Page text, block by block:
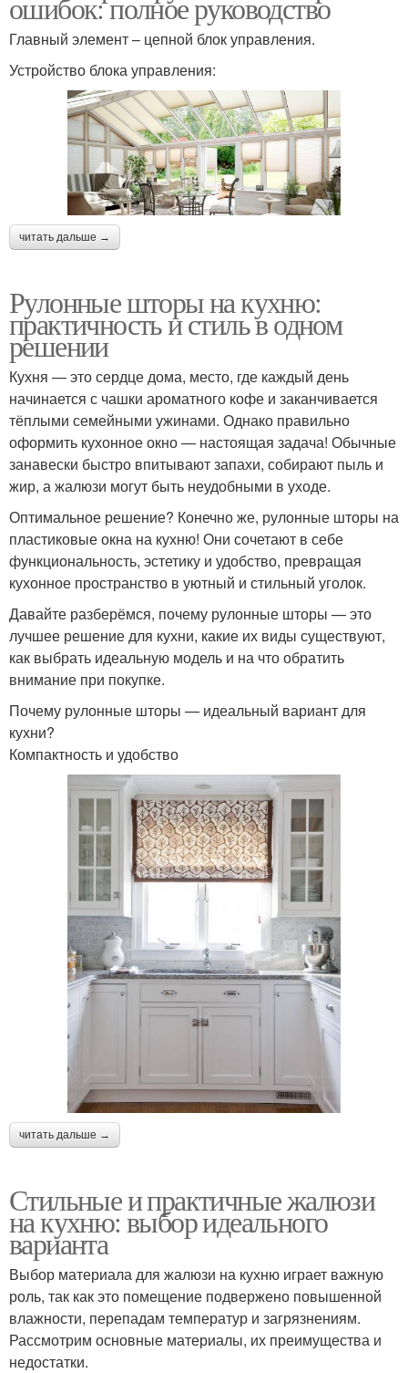
Главный элемент – цепной блок управления.
Устройство блока управления:
читать дальше →
Рулонные шторы на кухню:
практичность и стиль в одном
решении
Кухня — это сердце дома, место, где каждый день
начинается с чашки ароматного кофе и заканчивается
тёплыми семейными ужинами. Однако правильно
оформить кухонное окно — настоящая задача! Обычные
занавески быстро впитывают запахи, собирают пыль и
жир, а жалюзи могут быть неудобными в уходе.
Оптимальное решение? Конечно же, рулонные шторы на
пластиковые окна на кухню! Они сочетают в себе
функциональность, эстетику и удобство, превращая
кухонное пространство в уютный и стильный уголок.
Давайте разберёмся, почему рулонные шторы — это
лучшее решение для кухни, какие их виды существуют,
как выбрать идеальную модель и на что обратить
внимание при покупке.
Почему рулонные шторы — идеальный вариант для
кухни?
Компактность и удобство
читать дальше →
Стильные и практичные жалюзи
на кухню: выбор идеального
варианта
Выбор материала для жалюзи на кухню играет важную
роль, так как это помещение подвержено повышенной
влажности, перепадам температур и загрязнениям.
Рассмотрим основные материалы, их преимущества и
недостатки.